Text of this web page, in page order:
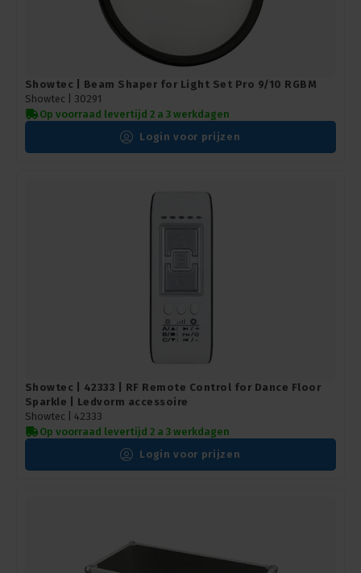
Showtec | Beam Shaper for Light Set Pro 9/10 RGBM
Showtec | 30291
Op voorraad levertijd 2 a 3 werkdagen
Login voor prijzen
Showtec | 42333 | RF Remote Control for Dance Floor
Sparkle | Ledvorm accessoire
Showtec | 42333
Op voorraad levertijd 2 a 3 werkdagen
Login voor prijzen